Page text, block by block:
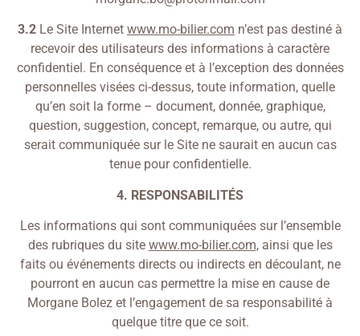
3.2 Le Site Internet www.mo-bilier.com n’est pas destiné à
recevoir des utilisateurs des informations à caractère
confidentiel. En conséquence et à l’exception des données
personnelles visées ci-dessus, toute information, quelle
qu’en soit la forme – document, donnée, graphique,
question, suggestion, concept, remarque, ou autre, qui
serait communiquée sur le Site ne saurait en aucun cas
tenue pour confidentielle.
4. RESPONSABILITÉS
Les informations qui sont communiquées sur l’ensemble
des rubriques du site www.mo-bilier.com, ainsi que les
faits ou événements directs ou indirects en découlant, ne
pourront en aucun cas permettre la mise en cause de
Morgane Bolez et l’engagement de sa responsabilité à
quelque titre que ce soit.